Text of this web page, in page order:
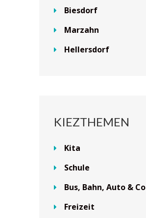
Biesdorf
Marzahn
Hellersdorf
KIEZTHEMEN
Kita
Schule
Bus, Bahn, Auto & Co
Freizeit